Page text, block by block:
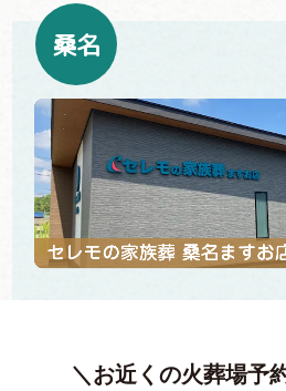
桑名
＼お近くの火葬場予